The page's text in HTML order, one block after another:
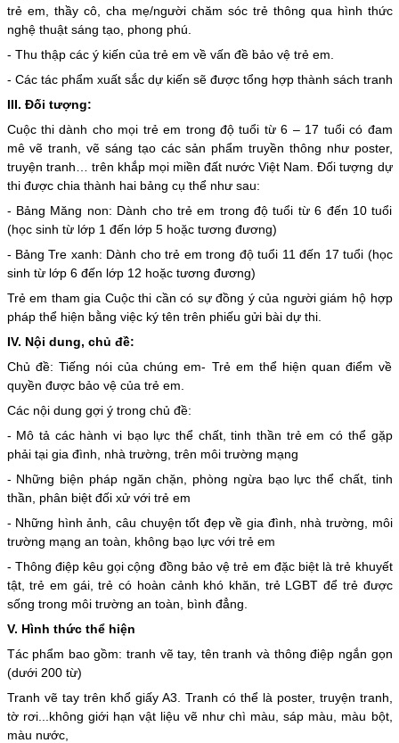
trẻ em, thầy cô, cha mẹ/người chăm sóc trẻ thông qua hình thức
nghệ thuật sáng tạo, phong phú.
- Thu thập các ý kiến của trẻ em về vấn đề bảo vệ trẻ em.
- Các tác phẩm xuất sắc dự kiến sẽ được tổng hợp thành sách tranh
III. Đối tượng:
Cuộc thi dành cho mọi trẻ em trong độ tuổi từ 6 – 17 tuổi có đam
mê vẽ tranh, vẽ sáng tạo các sản phẩm truyền thông như poster,
truyện tranh… trên khắp mọi miền đất nước Việt Nam. Đối tượng dự
thi được chia thành hai bảng cụ thể như sau:
- Bảng Măng non: Dành cho trẻ em trong độ tuổi từ 6 đến 10 tuổi
(học sinh từ lớp 1 đến lớp 5 hoặc tương đương)
- Bảng Tre xanh: Dành cho trẻ em trong độ tuổi 11 đến 17 tuổi (học
sinh từ lớp 6 đến lớp 12 hoặc tương đương)
Trẻ em tham gia Cuộc thi cần có sự đồng ý của người giám hộ hợp
pháp thể hiện bằng việc ký tên trên phiếu gửi bài dự thi.
IV. Nội dung, chủ đề:
Chủ đề: Tiếng nói của chúng em- Trẻ em thể hiện quan điểm về
quyền được bảo vệ của trẻ em.
Các nội dung gợi ý trong chủ đề:
- Mô tả các hành vi bạo lực thể chất, tinh thần trẻ em có thể gặp
phải tại gia đình, nhà trường, trên môi trường mạng
- Những biện pháp ngăn chặn, phòng ngừa bạo lực thể chất, tinh
thần, phân biệt đối xử với trẻ em
- Những hình ảnh, câu chuyện tốt đẹp về gia đình, nhà trường, môi
trường mạng an toàn, không bạo lực với trẻ em
- Thông điệp kêu gọi cộng đồng bảo vệ trẻ em đặc biệt là trẻ khuyết
tật, trẻ em gái, trẻ có hoàn cảnh khó khăn, trẻ LGBT để trẻ được
sống trong môi trường an toàn, bình đẳng.
V. Hình thức thể hiện
Tác phẩm bao gồm: tranh vẽ tay, tên tranh và thông điệp ngắn gọn
(dưới 200 từ)
Tranh vẽ tay trên khổ giấy A3. Tranh có thể là poster, truyện tranh,
tờ rơi...không giới hạn vật liệu vẽ như chì màu, sáp màu, màu bột,
màu nước,